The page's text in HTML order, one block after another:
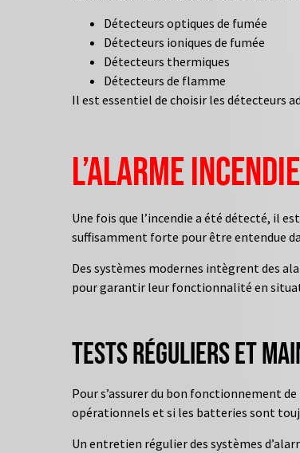
Détecteurs optiques de fumée
Détecteurs ioniques de fumée
Détecteurs thermiques
Détecteurs de flamme
Il est essentiel de choisir les détecteurs
L’alarme
Une fois que l’incendie a été détecté, il
suffisamment forte pour être entendue
Des systèmes modernes intègrent des
pour garantir leur fonctionnalité en
Tests réguliers et
Pour s’assurer du bon fonctionnement de
opérationnels et si les batteries sont
Un entretien régulier des systèmes